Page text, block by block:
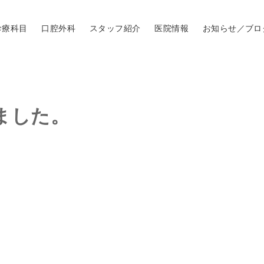
科目 口腔外科 スタッフ紹介 医院情報 お知らせ／ブ
た。